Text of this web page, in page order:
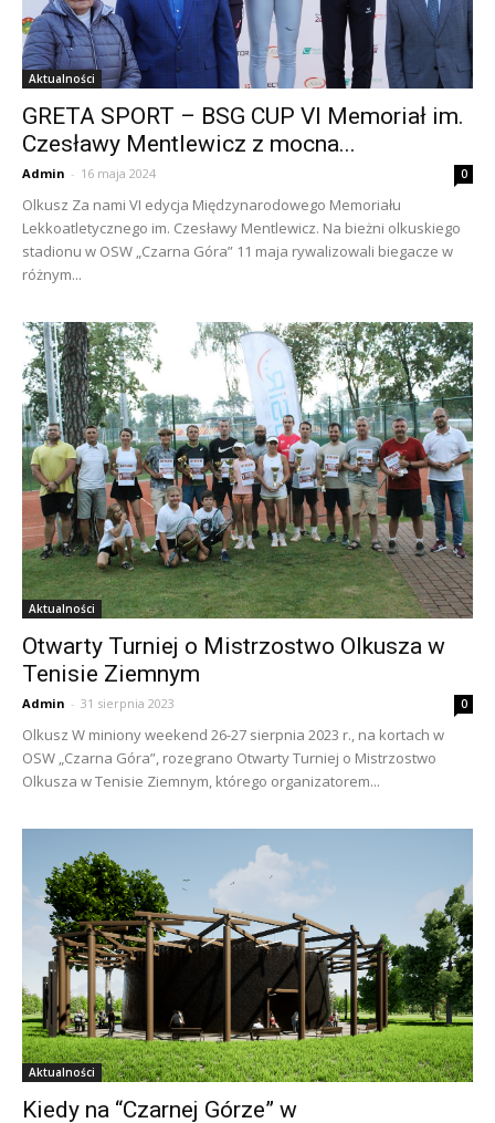
Aktualności
GRETA SPORT – BSG CUP VI Memoriał im.
Czesławy Mentlewicz z mocna...
Admin - 16 maja 2024 0
Olkusz Za nami VI edycja Międzynarodowego Memoriału
Lekkoatletycznego im. Czesławy Mentlewicz. Na bieżni olkuskiego
stadionu w OSW „Czarna Góra” 11 maja rywalizowali biegacze w
różnym...
Aktualności
Otwarty Turniej o Mistrzostwo Olkusza w
Tenisie Ziemnym
Admin - 31 sierpnia 2023 0
Olkusz W miniony weekend 26-27 sierpnia 2023 r., na kortach w
OSW „Czarna Góra”, rozegrano Otwarty Turniej o Mistrzostwo
Olkusza w Tenisie Ziemnym, którego organizatorem...
Aktualności
Kiedy na “Czarnej Górze” w